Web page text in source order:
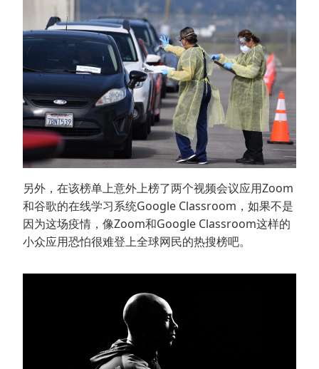
另外，在该榜单上意外上榜了两个视频会议应用Zoom
和谷歌的在线学习系统Google Classroom，如果不是
因为这场疫情，像Zoom和Google Classroom这样的
小众应用恐怕很难登上全球网民的热搜榜吧。